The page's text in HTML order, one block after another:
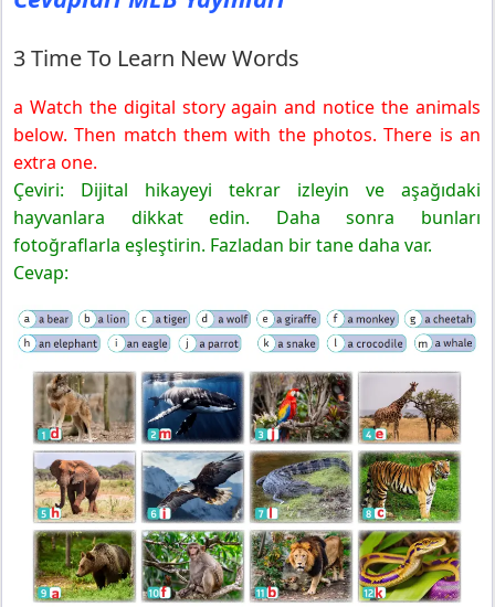
3 Time To Learn New Words
a Watch the digital story again and notice the animals
below. Then match them with the photos. There is an
extra one.
Çeviri: Dijital hikayeyi tekrar izleyin ve aşağıdaki
hayvanlara dikkat edin. Daha sonra bunları
fotoğraflarla eşleştirin. Fazladan bir tane daha var.
Cevap: